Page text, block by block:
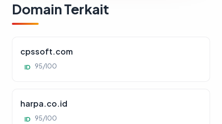
Domain Terkait
cpssoft.com
ID 95/100
harpa.co.id
ID 95/100